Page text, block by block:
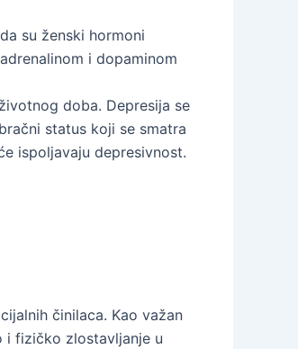
su ženski hormoni
i dopaminom
doba. Depresija se
status koji se smatra
ispoljavaju depresivnost.
činilaca. Kao važan
i fizičko zlostavljanje u